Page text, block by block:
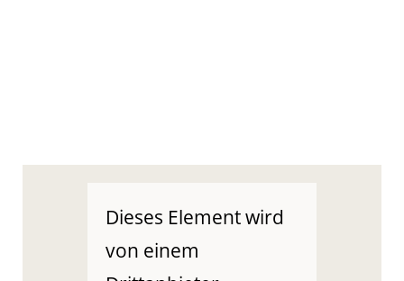
Dieses Element wird
von einem